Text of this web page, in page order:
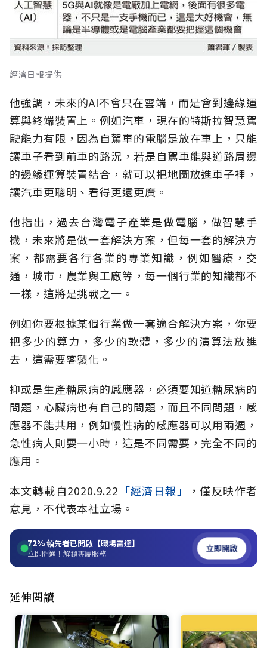
經濟日報提供
他強調，未來的AI不會只在雲端，而是會到邊緣運
算與終端裝置上。例如汽車，現在的特斯拉智慧駕
駛能力有限，因為自駕車的電腦是放在車上，只能
讓車子看到前車的路況，若是自駕車能與道路周邊
的邊緣運算裝置結合，就可以把地圖放進車子裡，
讓汽車更聰明、看得更遠更廣。
他指出，過去台灣電子產業是做電腦，做智慧手
機，未來將是做一套解決方案，但每一套的解決方
案，都需要各行各業的專業知識，例如醫療，交
通，城市，農業與工廠等，每一個行業的知識都不
一樣，這將是挑戰之一。
例如你要根據某個行業做一套適合解決方案，你要
把多少的算力，多少的軟體，多少的演算法放進
去，這需要客製化。
抑或是生產糖尿病的感應器，必須要知道糖尿病的
問題，心臟病也有自己的問題，而且不同問題，感
應器不能共用，例如慢性病的感應器可以用兩週，
急性病人則要一小時，這是不同需要，完全不同的
應用。
本文轉載自2020.9.22 「經濟日報」
，僅反映作者
意見，不代表本社立場。
72%領先者已開啟【職場雷達】
立即開通！解鎖專屬服務 立即開啟
延伸閱讀